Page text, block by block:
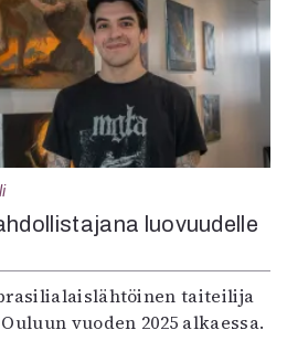
luovuudelle
taiteilija
vuoden 2025 alkaessa.